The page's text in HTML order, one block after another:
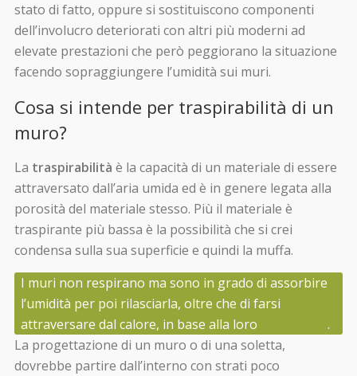
stato di fatto, oppure si sostituiscono componenti
dell’involucro deteriorati con altri più moderni ad
elevate prestazioni che però peggiorano la situazione
facendo sopraggiungere l’umidità sui muri.
Cosa si intende per traspirabilità di un
muro?
La traspirabilità è la capacità di un materiale di essere
attraversato dall’aria umida ed è in genere legata alla
porosità del materiale stesso. Più il materiale è
traspirante più bassa è la possibilità che si crei
condensa sulla sua superficie e quindi la muffa.
I muri non respirano ma sono in grado di assorbire
l’umidità per poi rilasciarla, oltre che di farsi
attraversare dal calore, in base alla loro
.
La progettazione di un muro o di una soletta,
dovrebbe partire dall’interno con strati poco